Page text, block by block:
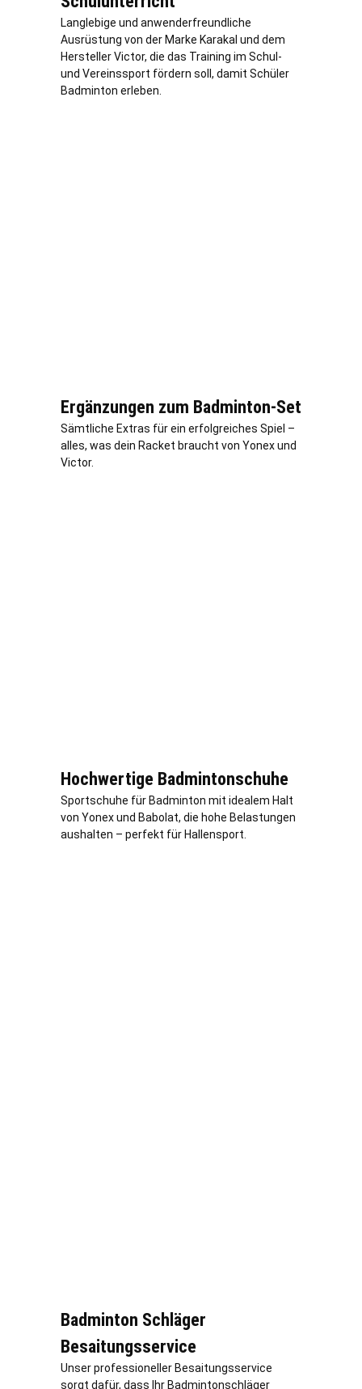
Langlebige und anwenderfreundliche
Ausrüstung von der Marke Karakal und dem
Hersteller Victor, die das Training im Schul-
und Vereinssport fördern soll, damit Schüler
Badminton erleben.
Ergänzungen zum Badminton-Set
Sämtliche Extras für ein erfolgreiches Spiel –
alles, was dein Racket braucht von Yonex und
Victor.
Hochwertige Badmintonschuhe
Sportschuhe für Badminton mit idealem Halt
von Yonex und Babolat, die hohe Belastungen
aushalten – perfekt für Hallensport.
Badminton Schläger
Besaitungsservice
Unser professioneller Besaitungsservice
sorgt dafür, dass Ihr Badmintonschläger